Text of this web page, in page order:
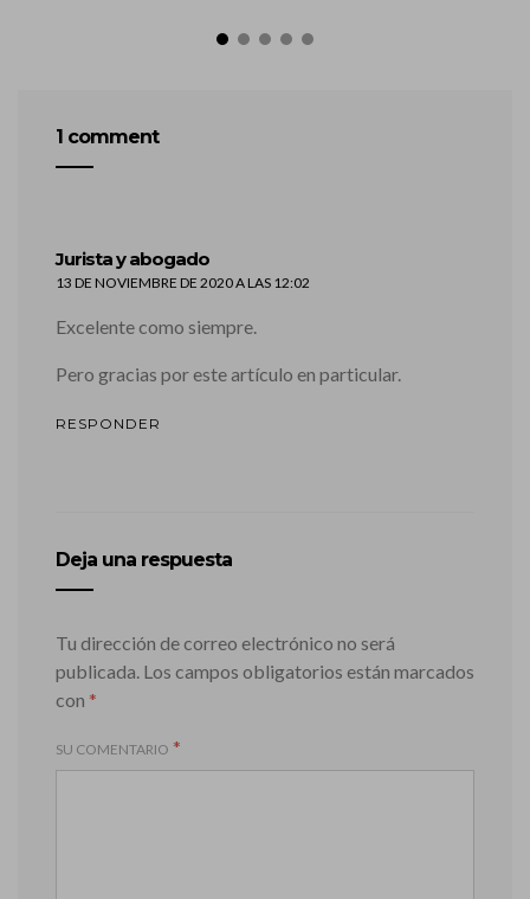
1 comment
Jurista y abogado
13 DE NOVIEMBRE DE 2020 A LAS 12:02
Excelente como siempre.
Pero gracias por este artículo en particular.
RESPONDER
Deja una respuesta
Tu dirección de correo electrónico no será
publicada. Los campos obligatorios están marcados
con *
SU COMENTARIO *